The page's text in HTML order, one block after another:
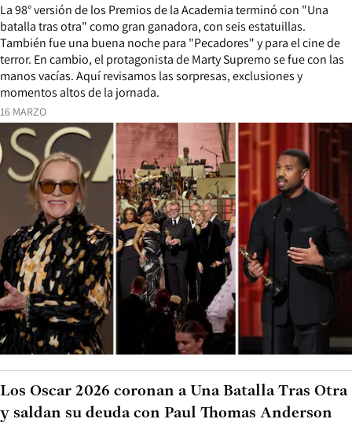
16 MARZO
La 98° versión de los Premios de la Academia terminó con "Una
batalla tras otra" como gran ganadora, con seis estatuillas.
También fue una buena noche para "Pecadores" y para el cine de
terror. En cambio, el protagonista de Marty Supremo se fue con las
manos vacías. Aquí revisamos las sorpresas, exclusiones y
momentos altos de la jornada.
Los Oscar 2026 coronan a Una Batalla Tras Otra
y saldan su deuda con Paul Thomas Anderson